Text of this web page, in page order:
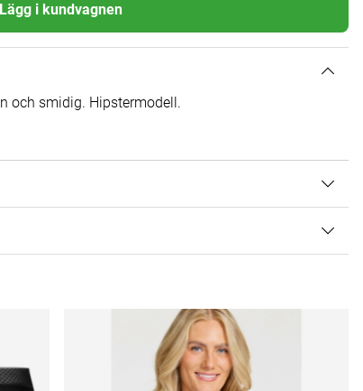
Lägg i kundvagnen
och smidig. Hipstermodell.
BETYG 0